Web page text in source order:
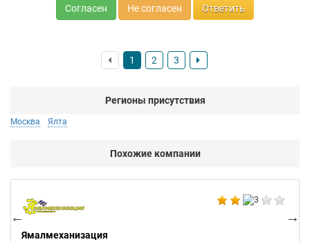
Согласен Не согласен Ответить
1 2 3
Регионы присутствия
Москва Ялта
Похожие компании
Ямалмеханизация